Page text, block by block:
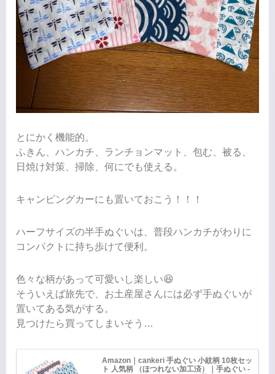
とにかく機能的。
ふきん、ハンカチ、ランチョンマット、包む、被る、
日焼け対策、掃除、何にでも使える。
キャンピングカーにも置いておこう！！！
ハーフサイズの半手ぬぐいは、普段ハンカチがわりに
コンパクトに持ち歩けて便利。
色々な柄があって可愛いし楽しい😆
そういえば旅先で、お土産屋さんには必ず手ぬぐいが
置いてある気がする。
見つけたら買ってしまいそう…
Amazon｜cankeri 手ぬぐい 小紋柄 10枚セッ
ト 人気柄 （ほつれない加工済）｜手ぬぐい -